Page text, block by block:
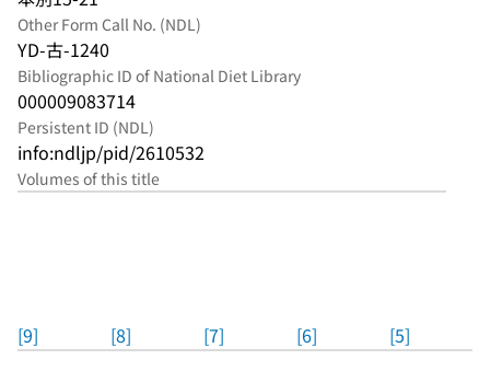
Other Form Call No. (NDL)
YD-古-1240
Bibliographic ID of National Diet Library
000009083714
Persistent ID (NDL)
info:ndljp/pid/2610532
Volumes of this title
[9] [8] [7] [6] [5]